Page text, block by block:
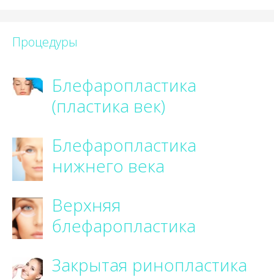
Процедуры
Блефаропластика
(пластика век)
Блефаропластика
нижнего века
Верхняя
блефаропластика
Закрытая ринопластика